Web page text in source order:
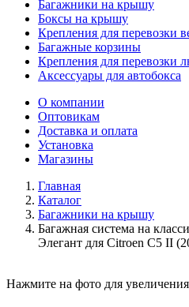
Багажники на крышу
Боксы на крышу
Крепления для перевозки
Багажные корзины
Крепления для перевозки
Аксессуары для автобокса
О компании
Оптовикам
Доставка и оплата
Установка
Магазины
Главная
Каталог
Багажники на крышу
Багажная система на
Элегант для Citroen C5 II
Нажмите на фото для увеличения